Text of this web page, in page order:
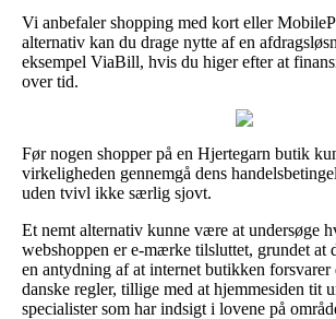
Vi anbefaler shopping med kort eller
alternativ kan du drage nytte af en
eksempel ViaBill, hvis du higer efter at
over tid.
Før nogen shopper på en Hjertegarn butik
virkeligheden gennemgå dens
uden tvivl ikke særlig sjovt.
Et nemt alternativ kunne være at undersøge
webshoppen er e-mærke tilsluttet, grundet at
en antydning af at internet butikken
danske regler, tillige med at hjemmesiden tit
specialister som har indsigt i lovene på